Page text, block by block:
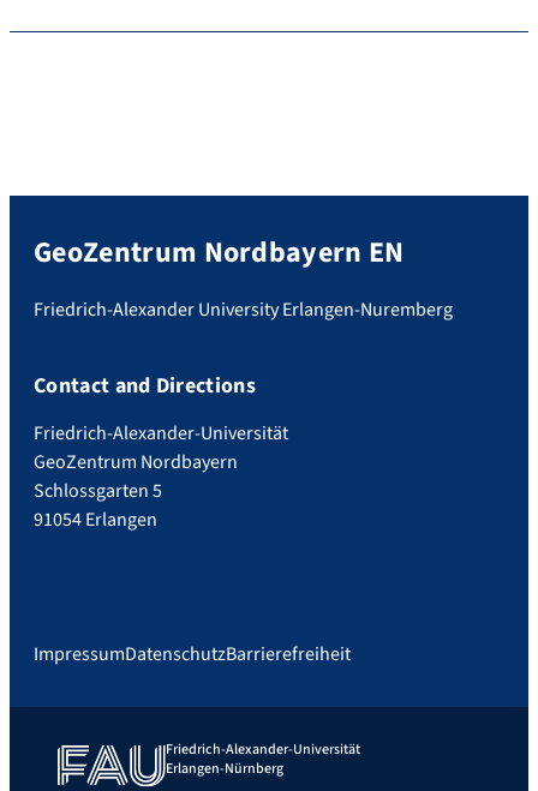
GeoZentrum Nordbayern EN
Friedrich-Alexander University Erlangen-Nuremberg
Contact and Directions
Friedrich-Alexander-Universität
GeoZentrum Nordbayern
Schlossgarten 5
91054 Erlangen
ImpressumDatenschutzBarrierefreiheit
Friedrich-Alexander-Universität
Erlangen-Nürnberg